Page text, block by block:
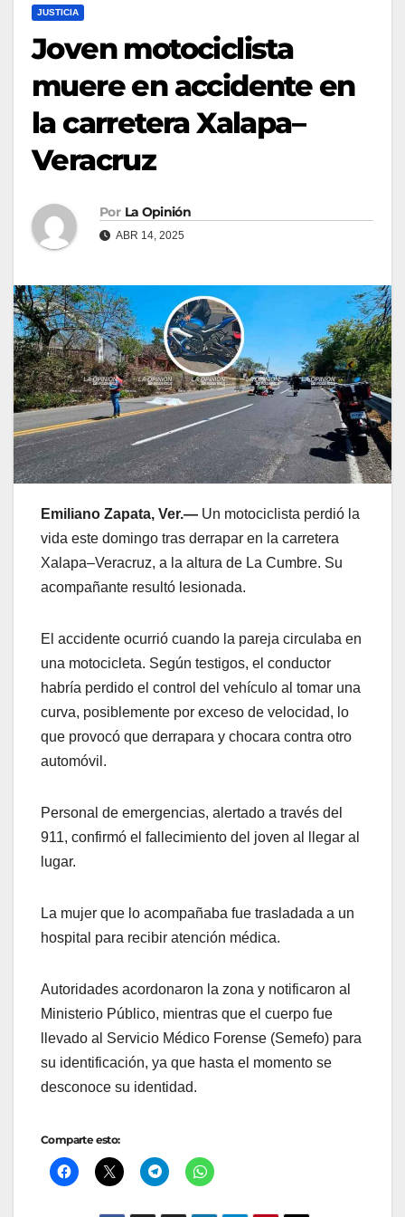
JUSTICIA
Joven motociclista
muere en accidente en
la carretera Xalapa–
Veracruz
Por La Opinión
ABR 14, 2025
Emiliano Zapata, Ver.— Un motociclista perdió la
vida este domingo tras derrapar en la carretera
Xalapa–Veracruz, a la altura de La Cumbre. Su
acompañante resultó lesionada.
El accidente ocurrió cuando la pareja circulaba en
una motocicleta. Según testigos, el conductor
habría perdido el control del vehículo al tomar una
curva, posiblemente por exceso de velocidad, lo
que provocó que derrapara y chocara contra otro
automóvil.
Personal de emergencias, alertado a través del
911, confirmó el fallecimiento del joven al llegar al
lugar.
La mujer que lo acompañaba fue trasladada a un
hospital para recibir atención médica.
Autoridades acordonaron la zona y notificaron al
Ministerio Público, mientras que el cuerpo fue
llevado al Servicio Médico Forense (Semefo) para
su identificación, ya que hasta el momento se
desconoce su identidad.
Comparte esto: